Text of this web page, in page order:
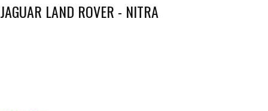
JAGUAR LAND ROVER - NITRA